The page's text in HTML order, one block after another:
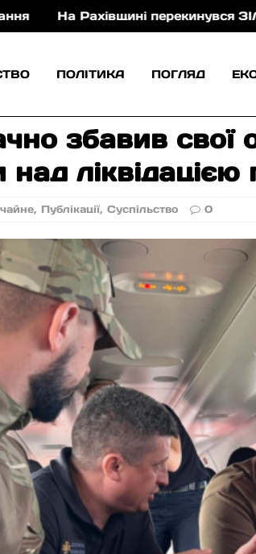
Рахівщині перекинувся ЗІЛ: одна
ПОЛІТИКА ПОГЛЯД
збавив свої
, Публікації,Суспільство 0